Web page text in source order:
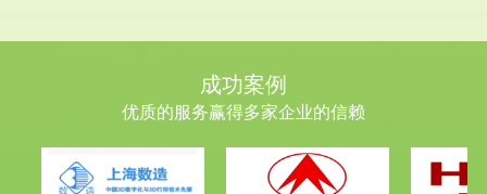
成功案例
优质的服务赢得多家企业的信赖